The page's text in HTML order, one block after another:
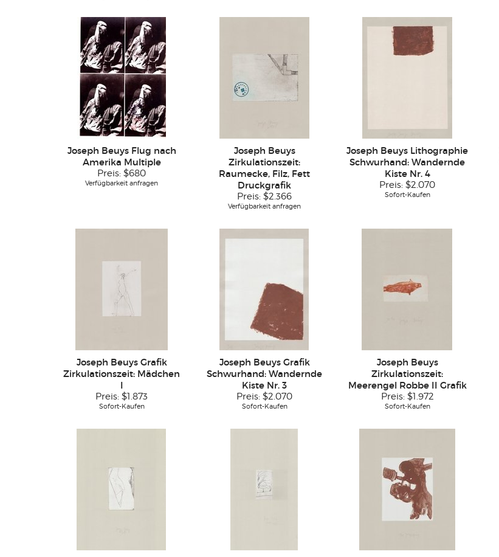
Joseph Beuys Flug nach
Amerika Multiple
Preis: $680
Verfügbarkeit anfragen
Joseph Beuys
Zirkulationszeit:
Raumecke, Filz, Fett
Druckgrafik
Preis: $2.366
Verfügbarkeit anfragen
Joseph Beuys Lithographie
Schwurhand: Wandernde
Kiste Nr. 4
Preis: $2.070
Sofort-Kaufen
Joseph Beuys Grafik
Zirkulationszeit: Mädchen
I
Preis: $1.873
Sofort-Kaufen
Joseph Beuys Grafik
Schwurhand: Wandernde
Kiste Nr. 3
Preis: $2.070
Sofort-Kaufen
Joseph Beuys
Zirkulationszeit:
Meerengel Robbe II Grafik
Preis: $1.972
Sofort-Kaufen